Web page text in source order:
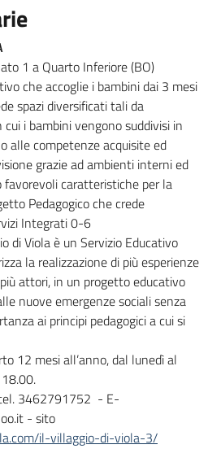
1 a Quarto Inferiore (BO)
che accoglie i bambini dai 3 mesi
spazi diversificati tali da
i bambini vengono suddivisi in
alle competenze acquisite ed
grazie ad ambienti interni ed
caratteristiche per la
Pedagogico che crede
Integrati 0-6
di Viola è un Servizio Educativo
la realizzazione di più esperienze
attori, in un progetto educativo
nuove emergenze sociali senza
ai principi pedagogici a cui si
12 mesi all’anno, dal lunedì al
3462791752 - E-
- sito
il-villaggio-di-viola-3/